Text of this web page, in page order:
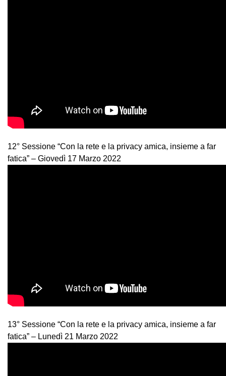
12° Sessione “Con la rete e la privacy amica, insieme a far
fatica” – Giovedì 17 Marzo 2022
13° Sessione “Con la rete e la privacy amica, insieme a far
fatica” – Lunedì 21 Marzo 2022